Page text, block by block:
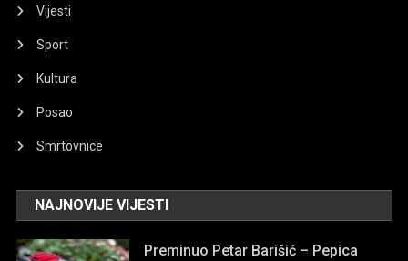
Vijesti
Sport
Kultura
Posao
Smrtovnice
NAJNOVIJE VIJESTI
Preminuo Petar Barišić – Pepica